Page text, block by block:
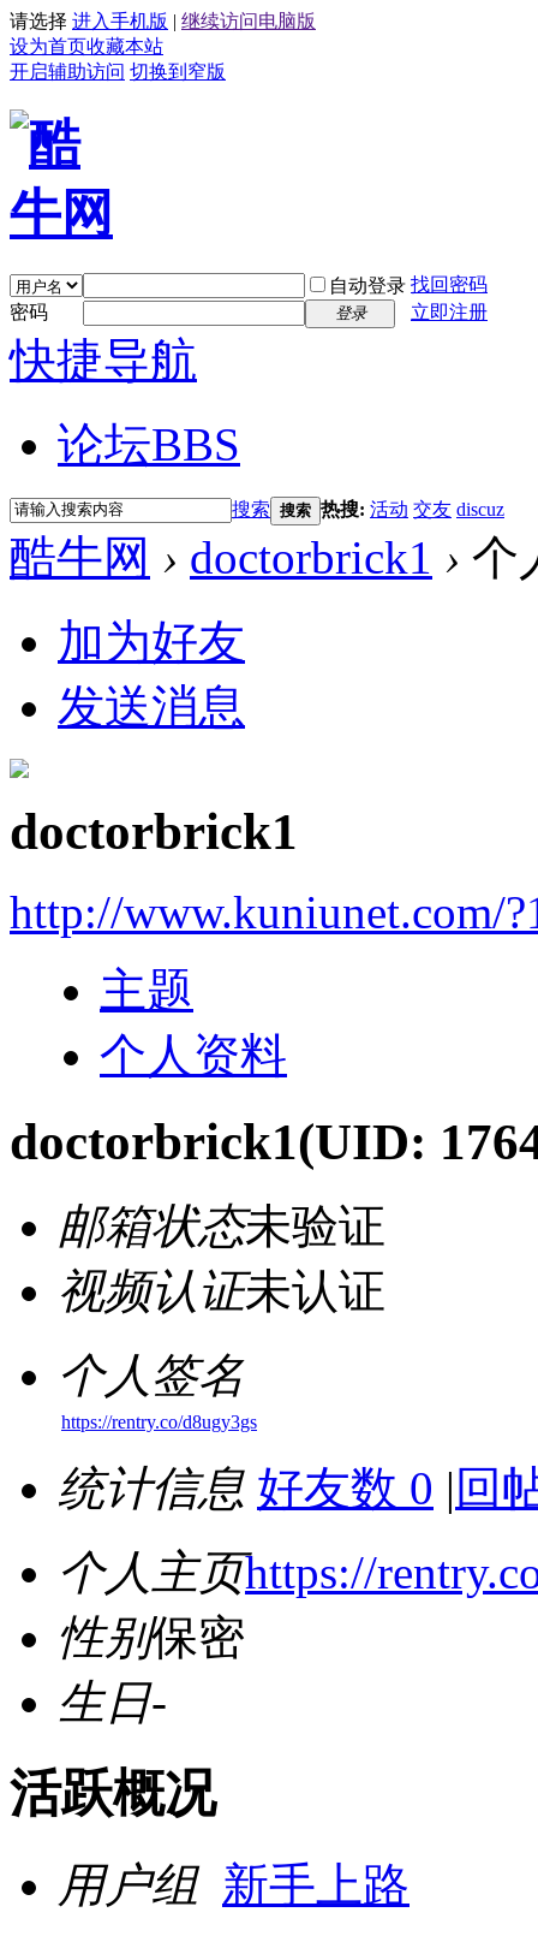
请选择 进入手机版 | 继续访问电脑版
设为首页收藏本站
开启辅助访问 切换到窄版
自动登录 找回密码
密码
登录 立即注册
快捷导航
论坛BBS
搜索 搜索 热搜: 活动 交友 discuz
酷牛网 › doctorbrick1 › 个
加为好友
发送消息
doctorbrick1
http://www.kuniunet.com/
主题
个人资料
doctorbrick1(UID:
邮箱状态未验证
视频认证未认证
个人签名
https://rentry.co/d8ugy3gs
统计信息 好友数 0 | 回
个人主页https://
性别保密
生日-
活跃概况
用户组 新手上路